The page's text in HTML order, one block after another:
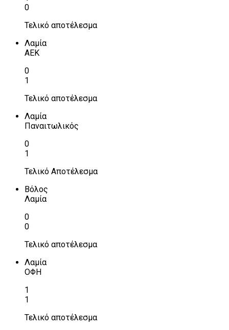
0
Τελικό αποτέλεσμα
Λαμία
ΑΕΚ
0
1
Τελικό αποτέλεσμα
Λαμία
Παναιτωλικός
0
1
Τελικό Αποτέλεσμα
Βόλος
Λαμία
0
0
Τελικό αποτέλεσμα
Λαμία
ΟΦΗ
1
1
Τελικό αποτέλεσμα